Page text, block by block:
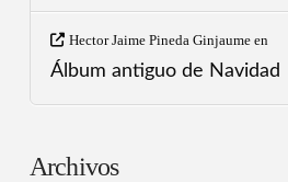
Hector Jaime Pineda Ginjaumeen
Álbum antiguo de Navidad
Archivos